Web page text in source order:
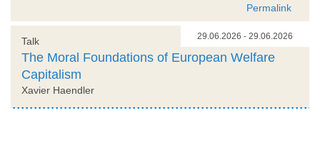
Permalink
29.06.2026 - 29.06.2026
Talk
The Moral Foundations of European Welfare
Capitalism
Xavier Haendler